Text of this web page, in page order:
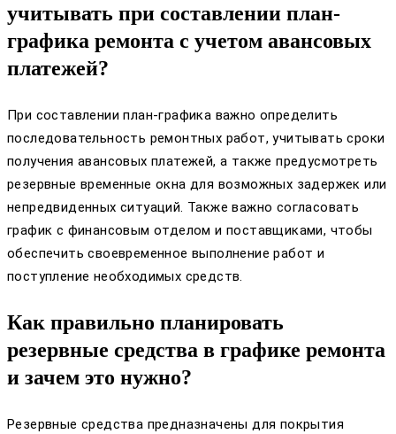
учитывать при составлении план-
графика ремонта с учетом авансовых
платежей?
При составлении план-графика важно определить
последовательность ремонтных работ, учитывать сроки
получения авансовых платежей, а также предусмотреть
резервные временные окна для возможных задержек или
непредвиденных ситуаций. Также важно согласовать
график с финансовым отделом и поставщиками, чтобы
обеспечить своевременное выполнение работ и
поступление необходимых средств.
Как правильно планировать
резервные средства в графике ремонта
и зачем это нужно?
Резервные средства предназначены для покрытия